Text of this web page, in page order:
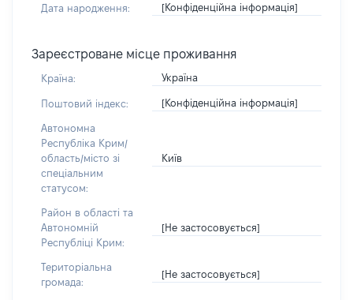
Дата народження: [Конфіденційна інформація]
Зареєстроване місце проживання
Країна: Україна
Поштовий індекс: [Конфіденційна інформація]
Автономна
Республіка Крим/
область/місто зі
спеціальним
статусом:
Київ
Район в області та
Автономній
Республіці Крим:
[Не застосовується]
Територіальна
громада:
[Не застосовується]